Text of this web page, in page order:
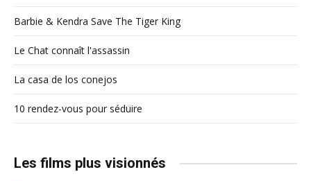
Barbie & Kendra Save The Tiger King
Le Chat connaît l'assassin
La casa de los conejos
10 rendez-vous pour séduire
Les films plus visionnés